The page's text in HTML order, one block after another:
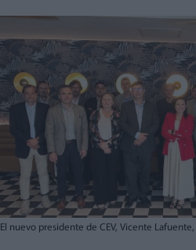
El nuevo presidente de CEV, Vicente